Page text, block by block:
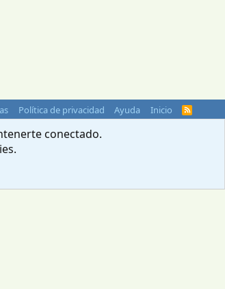
Política de privacidad Ayuda Inicio
R
S
conectado.